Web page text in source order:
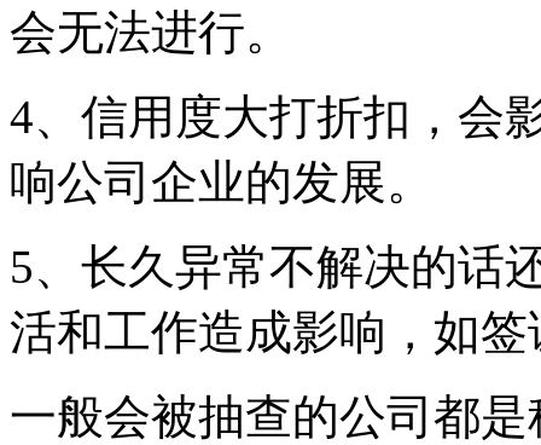
会无法进行。
4、信用度大打折扣，会
响公司企业的发展。
5、长久异常不解决的话
活和工作造成影响，如
一般会被抽查的公司都